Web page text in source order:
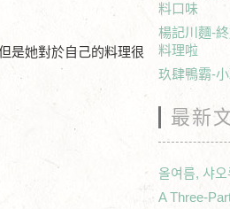
是她對於自己的料理很
料口味
楊記川麵-
料理啦
玖肆鴨霸-
最新
올여름, 샤
A Three-